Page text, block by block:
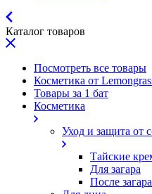
Каталог товаров
Посмотреть все товары
Косметика от
Товары за 1 бат
Косметика
Уход и защита от
Тайские
Для загара
После загара